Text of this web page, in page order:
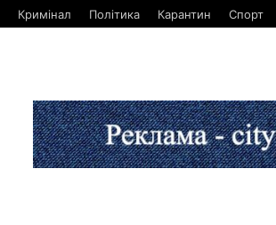
Кримінал Політика Карантин Спорт